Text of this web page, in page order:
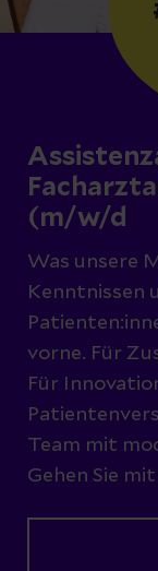
(m/w/d
Was unsere
Kenntnissen
vorne. Für
Für
Team mit
Gehen Sie